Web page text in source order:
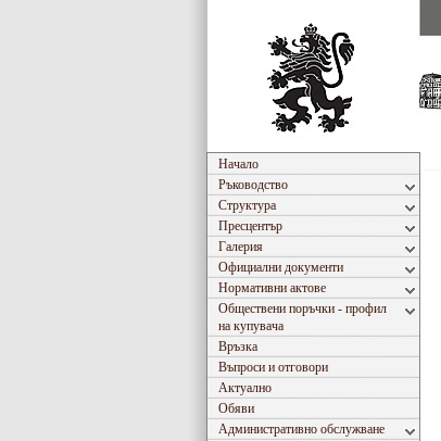
Начало
Ръководство
Структура
Пресцентър
Галерия
Официални документи
Нормативни актове
Обществени поръчки - профил
на купувача
Връзка
Въпроси и отговори
Актуално
Обяви
Административно обслужване